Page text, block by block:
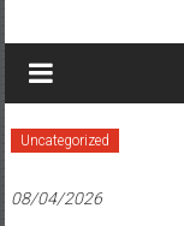
Uncategorized
08/04/2026